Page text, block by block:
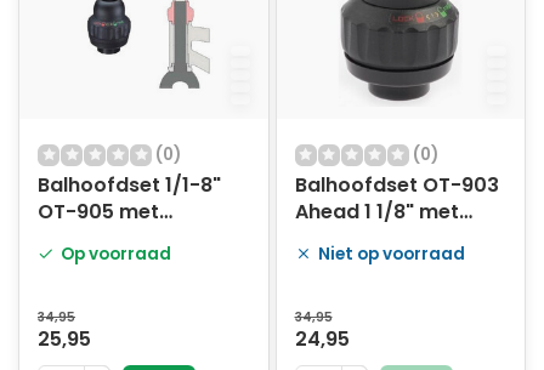
(0)
Balhoofdset 1/1-8"
OT-905 met
Op voorraad
34,95
25,95
(0)
Balhoofdset OT-903
Ahead 1 1/8" met
stuurslot Zwart
Niet op voorraad
34,95
24,95